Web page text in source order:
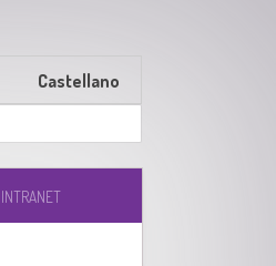
Castellano
INTRANET